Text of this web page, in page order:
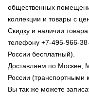
общественных
коллекции и товары с
Скидку и наличии
телефону +7-495-966-
России бесплатный).
Доставляем по Москве,
России (транспортными
Вы так же можете